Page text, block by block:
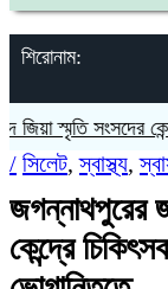
শিরোনাম:
স্মৃতি সংসদের
/ সিলেট,স্বাস্থ্য,
জগন্নাথপুরের
কেন্দ্রে